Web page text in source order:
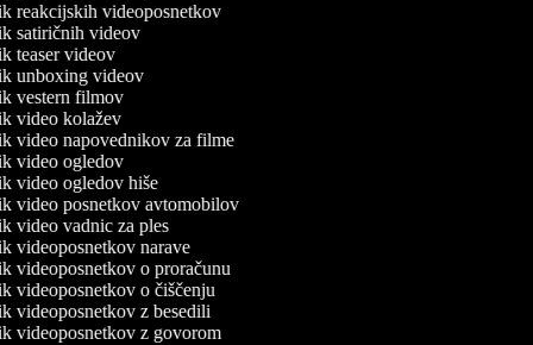
reakcijskih videoposnetkov
satiričnih videov
teaser videov
unboxing videov
vestern filmov
video kolažev
video napovednikov za filme
video ogledov
video ogledov hiše
video posnetkov avtomobilov
video vadnic za ples
videoposnetkov narave
videoposnetkov o proračunu
videoposnetkov o čiščenju
videoposnetkov z besedili
videoposnetkov z govorom